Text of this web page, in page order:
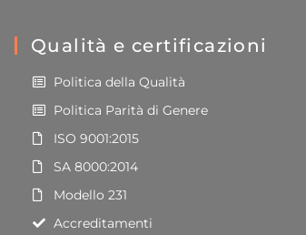
Qualità e certificazioni
Politica della Qualità
Politica Parità di Genere
ISO 9001:2015
SA 8000:2014
Modello 231
Accreditamenti